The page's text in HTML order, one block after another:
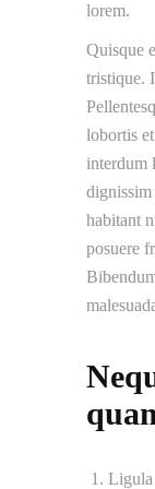
lorem.
Quisque
tristique.
lobortis
interdum
dignissim
habitant
posuere
Ligula